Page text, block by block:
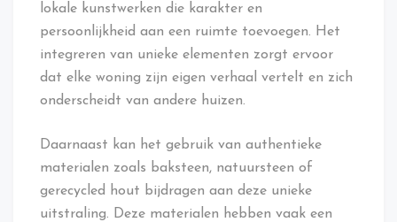
lokale kunstwerken die karakter en
persoonlijkheid aan een ruimte toevoegen. Het
integreren van unieke elementen zorgt ervoor
dat elke woning zijn eigen verhaal vertelt en zich
onderscheidt van andere huizen.
Daarnaast kan het gebruik van authentieke
materialen zoals baksteen, natuursteen of
gerecycled hout bijdragen aan deze unieke
uitstraling. Deze materialen hebben vaak een